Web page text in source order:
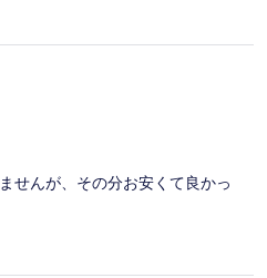
せんが、その分お安くて良かっ